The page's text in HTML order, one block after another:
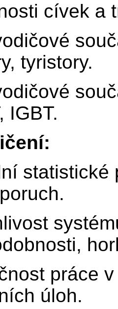
cívek a
tyristory.
IGBT.
statistické
práce
úloh.